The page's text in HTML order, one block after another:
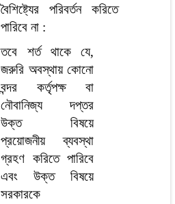
বৈশিষ্ট্যের পরিবর্তন করিতে
পারিবে না :
তবে শর্ত থাকে যে,
জরুরি অবস্থায় কোনো
বন্দর কর্তৃপক্ষ বা
নৌবানিজ্য দপ্তর
উক্ত বিষয়ে
প্রয়োজনীয় ব্যবস্থা
গ্রহণ করিতে পারিবে
এবং উক্ত বিষয়ে
সরকারকে